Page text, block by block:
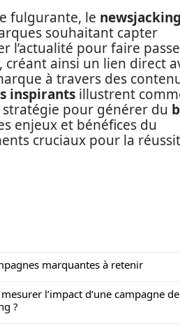
fulgurante, le newsjacking
souhaitant capter
l’actualité pour faire
ainsi un lien direct
à travers des
inspirants illustrent
pour générer du
enjeux et bénéfices du
cruciaux pour la
marquantes à retenir
l’impact d’une campagne de
?